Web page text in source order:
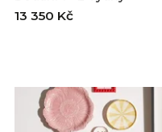
13 350 Kč